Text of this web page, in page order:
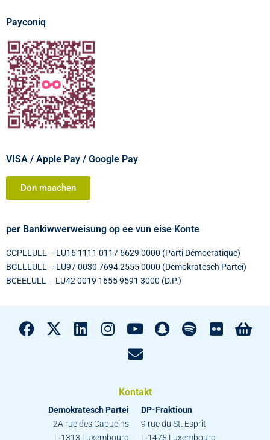
Payconiq
VISA / Apple Pay / Google Pay
Don maachen
per Bankiwwerweisung op ee vun eise Konte
CCPLLULL – LU16 1111 0117 6629 0000 (Parti Démocratique)
BGLLLULL – LU97 0030 7694 2555 0000 (Demokratesch Partei)
BCEELULL – LU42 0019 1655 9591 3000 (D.P.)
Kontakt
Demokratesch Partei
2A rue des Capucins
L-1313 Luxembourg
DP-Fraktioun
9 rue du St. Esprit
L-1475 Luxembourg